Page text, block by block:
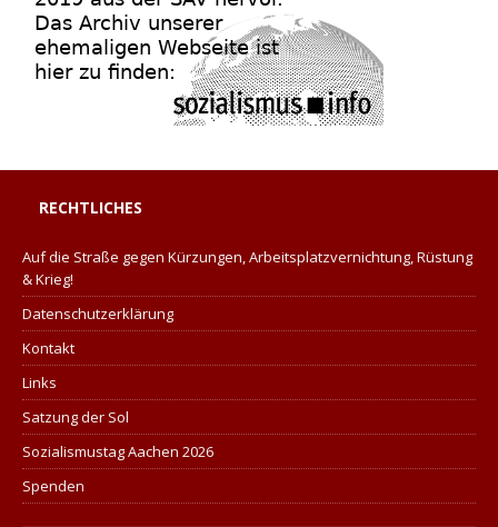
RECHTLICHES
Auf die Straße gegen Kürzungen, Arbeitsplatzvernichtung, Rüstung
& Krieg!
Datenschutzerklärung
Kontakt
Links
Satzung der Sol
Sozialismustag Aachen 2026
Spenden